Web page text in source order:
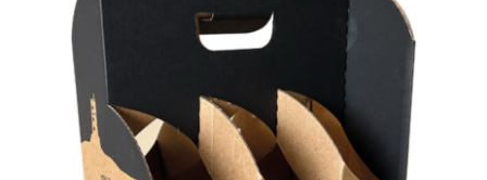
AJOUTER AU PANIER